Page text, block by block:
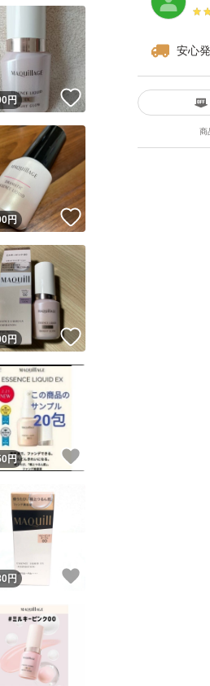
安心
ユーザーの実績について
を満たしたユーザーにバッジを付与し
フリマの基準をクリアした安心・安全なユー
ユーザーはYahoo!フリマの取引を完了させた実
ユーザーは他フリマサービスでの取引実績があ
、発送を保証しているものではありません
ユーザーは高頻度で24時間以内＆設定した発送
商
商品の情報をコピーします
止されています
です
出品ページへ
キャンセル
！
円 いいね！
！
円 いいね！
！
円
！
円
！
円